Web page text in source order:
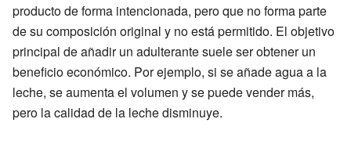
producto de forma intencionada, pero que no forma parte
de su composición original y no está permitido. El objetivo
principal de añadir un adulterante suele ser obtener un
beneficio económico. Por ejemplo, si se añade agua a la
leche, se aumenta el volumen y se puede vender más,
pero la calidad de la leche disminuye.